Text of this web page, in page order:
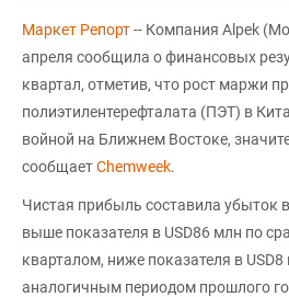
Маркет Репорт-- Компания Alpek
апреля сообщила о финансовых
квартал, отметив, что рост маржи
полиэтилентерефталата (ПЭТ) в
войной на Ближнем Востоке,
сообщаетChemweek.
Чистая прибыль составила убыток
выше показателя в USD86 млн по
кварталом, ниже показателя в
аналогичным периодом прошлого